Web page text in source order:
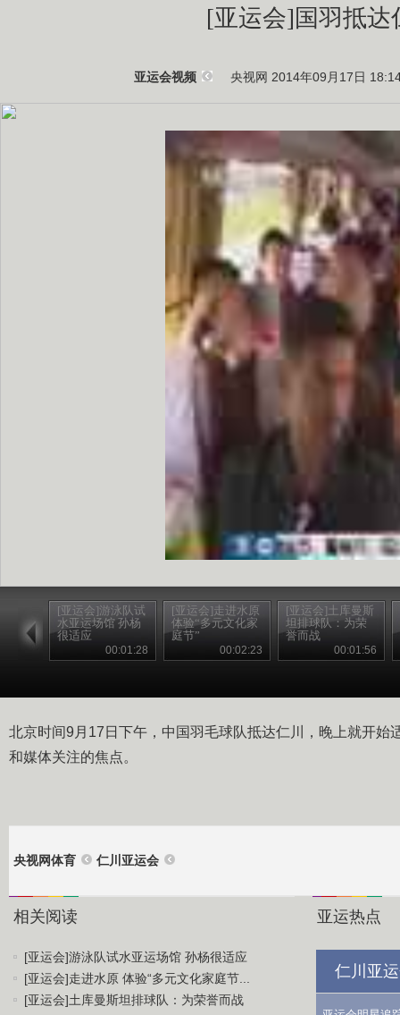
[亚运会]国羽抵达
亚运会视频 央视网 2014年09月17日
[亚运会]游泳队试
水亚运场馆 孙杨
很适应
00:01:28
[亚运会]走进水原
体验“多元文化家
庭节”
00:02:23
[亚运会]土库曼斯
坦排球队：为荣
誉而战
00:01:56
北京时间9月17日下午，中国羽毛球队抵达仁川，晚上就开始
和媒体关注的焦点。
央视网体育 仁川亚运会
相关阅读
[亚运会]游泳队试水亚运场馆 孙杨很适应
[亚运会]走进水原 体验“多元文化家庭节...
[亚运会]土库曼斯坦排球队：为荣誉而战
亚运热点
仁川亚